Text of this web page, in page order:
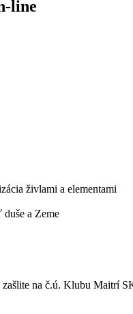
line
živlami a elementami
duše a Zeme
na č.ú. Klubu Maitrí